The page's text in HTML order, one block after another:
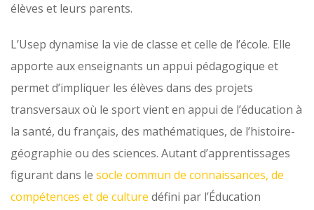
élèves et leurs parents.
L’Usep dynamise la vie de classe et celle de l’école. Elle
apporte aux enseignants un appui pédagogique et
permet d’impliquer les élèves dans des projets
transversaux où le sport vient en appui de l’éducation à
la santé, du français, des mathématiques, de l’histoire-
géographie ou des sciences. Autant d’apprentissages
figurant dans le socle commun de connaissances, de
compétences et de culture défini par l’Éducation